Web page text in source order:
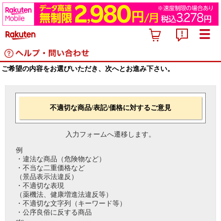
ご希望の内容をお選びいただき、次へとお進み下さい。
不適切な商品/表記/価格に対するご意見
入力フォームへ遷移します。
例
・違法な商品（危険物など）
・不当な二重価格など
（景品表示法違反）
・不適切な表現
（薬機法、健康増進法違反等）
・不適切な文字列（キーワード等）
・公序良俗に反する商品